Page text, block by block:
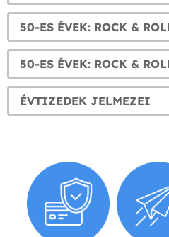
50-ES ÉVEK: ROCK &
50-ES ÉVEK: ROCK &
ÉVTIZEDEK JELMEZEI